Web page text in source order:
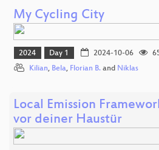
My Cycling City
2024 Day 1 2024-10-06
Kilian, Bela, Florian B. and Niklas
Local Emission
vor deiner Haustür